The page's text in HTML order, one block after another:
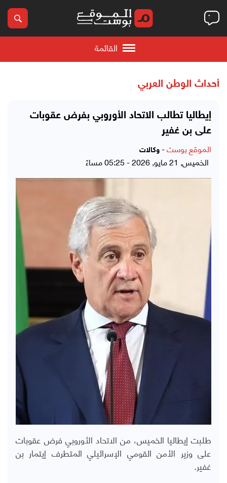
القائمة
أحداث الوطن العربي
إيطاليا تطالب الاتحاد الأوروبي بفرض عقوبات
على بن غفير
الموقع بوست- وكالات
الخميس, 21 مايو, 2026 - 05:25 مساءً
طلبت إيطاليا الخميس، من الاتحاد الأوروبي فرض عقوبات
على وزير الأمن القومي الإسرائيلي المتطرف إيتمار بن
غفير.